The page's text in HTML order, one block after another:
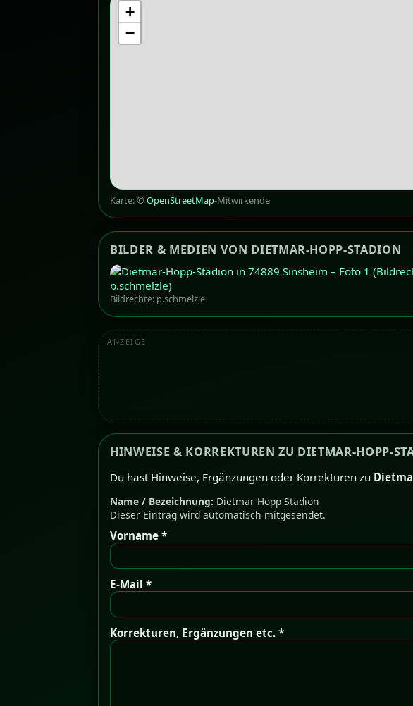
+
−
Karte: ©OpenStreetMap-Mitwirkende
BILDER & MEDIEN VON DIETMAR-HOPP-STADION
Bildrechte: p.schmelzle
ANZEIGE
HINWEISE & KORREKTUREN ZU DIETMAR-HOPP-
Du hast Hinweise, Ergänzungen oder Korrekturen zu
Name / Bezeichnung: Dietmar-Hopp-Stadion
Dieser Eintrag wird automatisch mitgesendet.
Vorname *
E-Mail *
Korrekturen, Ergänzungen etc. *